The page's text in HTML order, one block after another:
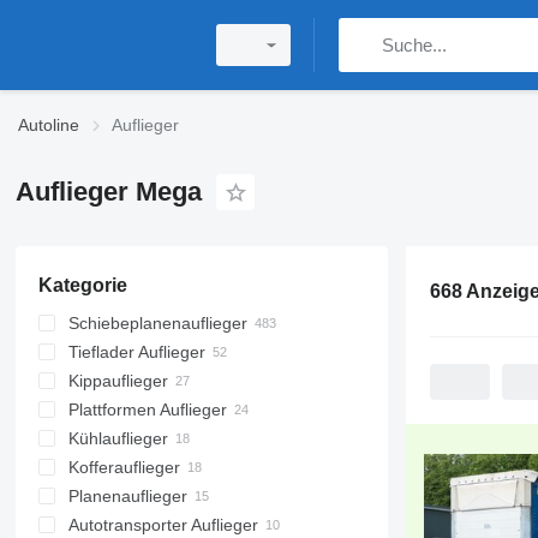
Autoline Auflieger
Auflieger Mega
Kategorie
Schiebeplanenauflieger
Tieflader Auflieger
Kippauflieger
Plattformen Auflieger
Kühlauflieger
Kofferauflieger
Planenauflieger
Autotransporter Auflieger
668